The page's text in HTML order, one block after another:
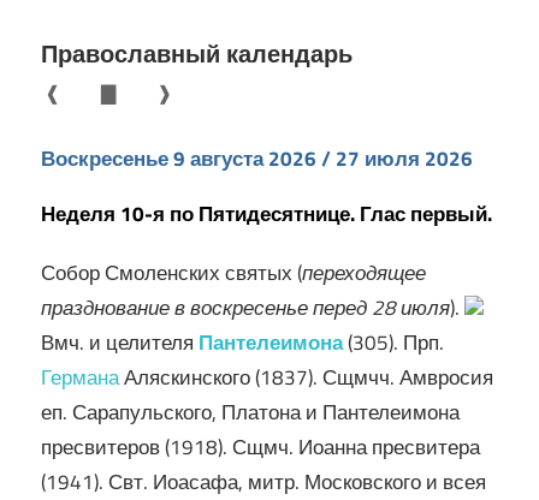
Православный календарь
❰ ❱
Воскресенье 9 августа 2026 / 27 июля 2026
Неделя 10-я по Пятидесятнице. Глас первый.
Собор Смоленских святых (переходящее
празднование в воскресенье перед 28 июля).
Вмч. и целителя Пантелеимона(305). Прп.
ГерманаАляскинского (1837). Сщмчч. Амвросия
еп. Сарапульского, Платона и Пантелеимона
пресвитеров (1918). Сщмч. Иоанна пресвитера
(1941). Свт. Иоасафа, митр. Московского и всея